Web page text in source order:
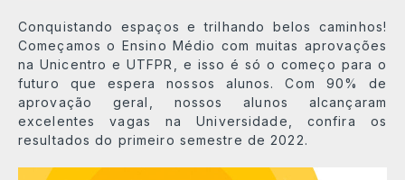
Conquistando espaços e trilhando belos caminhos!
Começamos o Ensino Médio com muitas aprovações
na Unicentro e UTFPR, e isso é só o começo para o
futuro que espera nossos alunos. Com 90% de
aprovação geral, nossos alunos alcançaram
excelentes vagas na Universidade, confira os
resultados do primeiro semestre de 2022.